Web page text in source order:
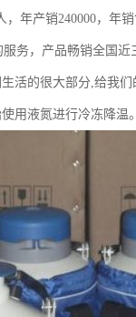
年产销240000，年
务，产品畅销全国近
活的很大部分,给我
用液氮进行冷冻降温。